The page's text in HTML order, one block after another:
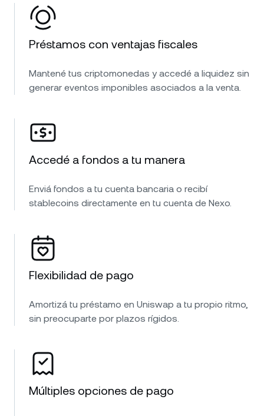
Préstamos con ventajas fiscales
Mantené tus criptomonedas y accedé a liquidez sin
generar eventos imponibles asociados a la venta.
Accedé a fondos a tu manera
Enviá fondos a tu cuenta bancaria o recibí
stablecoins directamente en tu cuenta de Nexo.
Flexibilidad de pago
Amortizá tu préstamo en Uniswap a tu propio ritmo,
sin preocuparte por plazos rígidos.
Múltiples opciones de pago